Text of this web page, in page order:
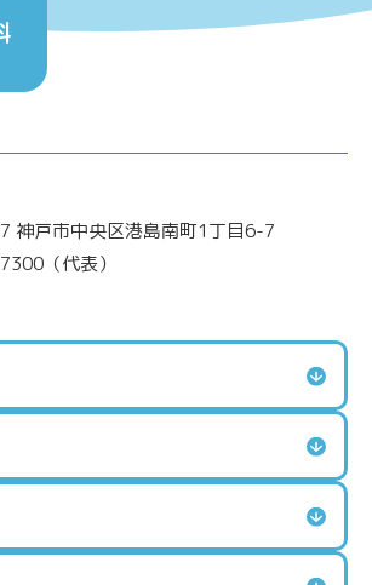
神戸市中央区港島南町1丁目6-7
（代表）